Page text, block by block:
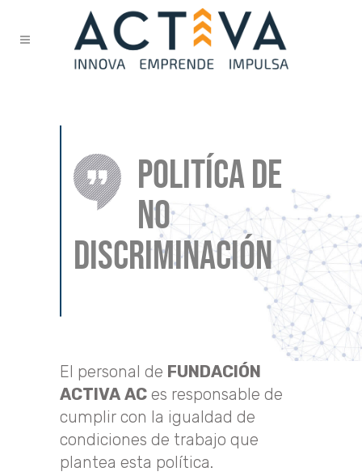
POLITÍCA DE
NO
DISCRIMINACIÓN
El personal de FUNDACIÓN
ACTIVA AC es responsable de
cumplir con la igualdad de
condiciones de trabajo que
plantea esta política.